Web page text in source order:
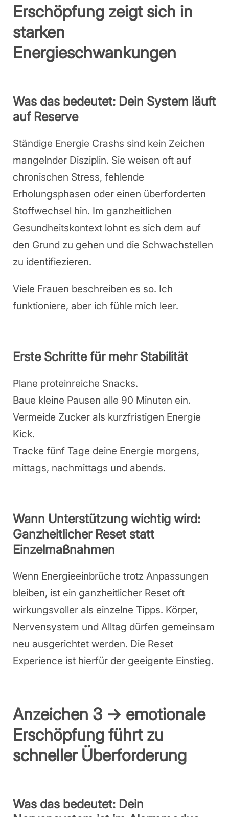
Erschöpfung zeigt sich in
starken
Energieschwankungen
Was das bedeutet: Dein System läuft
auf Reserve
Ständige Energie Crashs sind kein Zeichen
mangelnder Disziplin. Sie weisen oft auf
chronischen Stress, fehlende
Erholungsphasen oder einen überforderten
Stoffwechsel hin. Im ganzheitlichen
Gesundheitskontext lohnt es sich dem auf
den Grund zu gehen und die Schwachstellen
zu identifiezieren.
Viele Frauen beschreiben es so. Ich
funktioniere, aber ich fühle mich leer.
Erste Schritte für mehr Stabilität
Plane proteinreiche Snacks.
Baue kleine Pausen alle 90 Minuten ein.
Vermeide Zucker als kurzfristigen Energie
Kick.
Tracke fünf Tage deine Energie morgens,
mittags, nachmittags und abends.
Wann Unterstützung wichtig wird:
Ganzheitlicher Reset statt
Einzelmaßnahmen
Wenn Energieeinbrüche trotz Anpassungen
bleiben, ist ein ganzheitlicher Reset oft
wirkungsvoller als einzelne Tipps. Körper,
Nervensystem und Alltag dürfen gemeinsam
neu ausgerichtet werden. Die Reset
Experience ist hierfür der geeigente Einstieg.
Anzeichen 3 → emotionale
Erschöpfung führt zu
schneller Überforderung
Was das bedeutet: Dein